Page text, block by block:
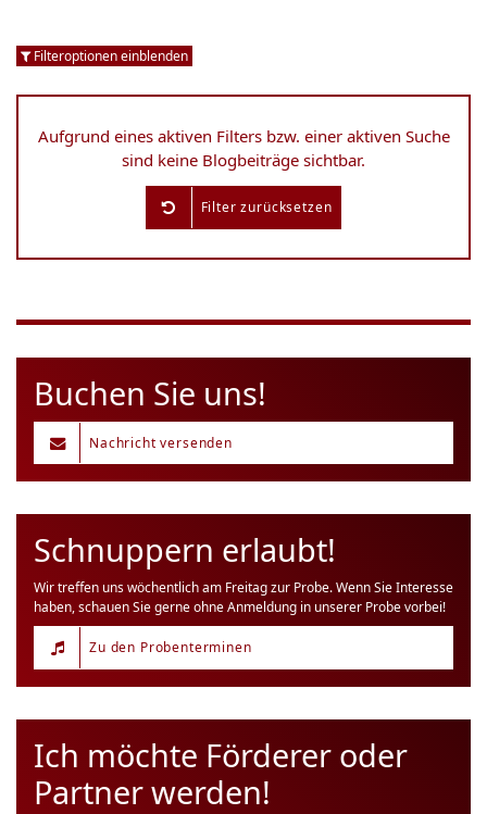
Filteroptionen einblenden
Aufgrund eines aktiven Filters bzw. einer aktiven Suche
sind keine Blogbeiträge sichtbar.
Filter zurücksetzen
Buchen Sie uns!
Nachricht versenden
Schnuppern erlaubt!
Wir treffen uns wöchentlich am Freitag zur Probe. Wenn Sie Interesse
haben, schauen Sie gerne ohne Anmeldung in unserer Probe vorbei!
Zu den Probenterminen
Ich möchte Förderer oder
Partner werden!